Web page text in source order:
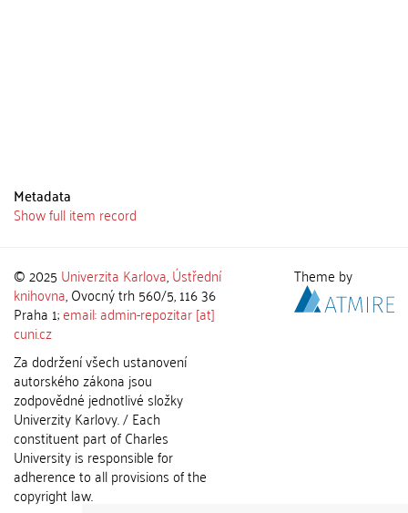
Metadata
Show full item record
© 2025 Univerzita Karlova,Ústřední
knihovna, Ovocný trh 560/5, 116 36
Praha 1;email: admin-repozitar [at]
cuni.cz
Za dodržení všech ustanovení
autorského zákona jsou
zodpovědné jednotlivé složky
Univerzity Karlovy. / Each
constituent part of Charles
University is responsible for
adherence to all provisions of the
copyright law.
Theme by